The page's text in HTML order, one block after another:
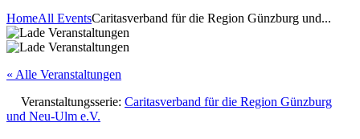
HomeAll EventsCaritasverband für die Region Günzburg und...
« Alle Veranstaltungen
Veranstaltungsserie: Caritasverband für die Region Günzburg
und Neu-Ulm e.V.